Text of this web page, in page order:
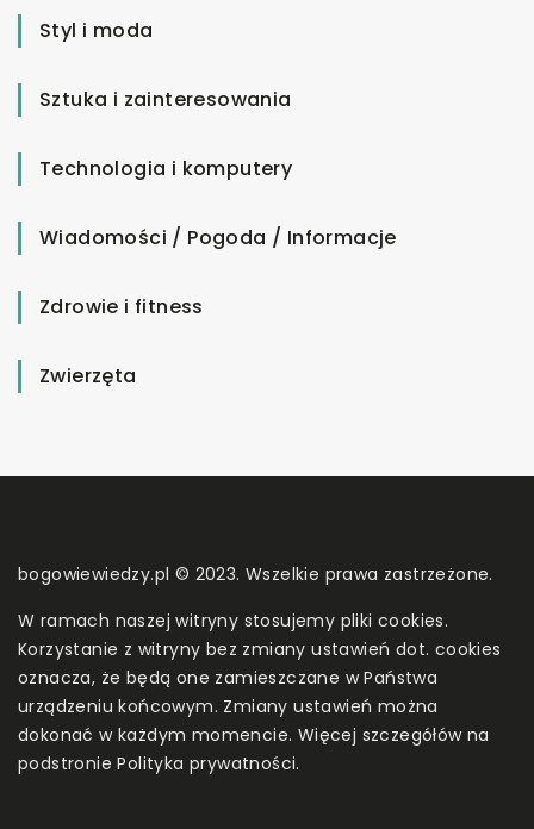
Styl i moda
Sztuka i zainteresowania
Technologia i komputery
Wiadomości / Pogoda / Informacje
Zdrowie i fitness
Zwierzęta
bogowiewiedzy.pl © 2023. Wszelkie prawa zastrzeżone.
W ramach naszej witryny stosujemy pliki cookies.
Korzystanie z witryny bez zmiany ustawień dot. cookies
oznacza, że będą one zamieszczane w Państwa
urządzeniu końcowym. Zmiany ustawień można
dokonać w każdym momencie. Więcej szczegółów na
podstroniePolityka prywatności.